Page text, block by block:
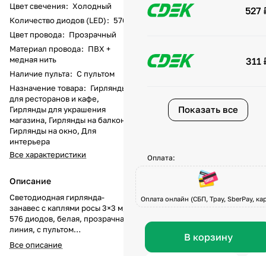
Цвет свечения: Холодный
Количество диодов (LED): 576
Цвет провода: Прозрачный
Материал провода: ПВХ +
медная нить
Наличие пульта: С пультом
Назначение товара: Гирлянды
для ресторанов и кафе,
Гирлянды для украшения
магазина, Гирлянды на балкон,
Гирлянды на окно, Для
интерьера
Все характеристики
Описание
Светодиодная гирлянда-
занавес с каплями росы 3×3 м,
576 диодов, белая, прозрачная
линия, с пультом
Гирлянда-занавес с эффектом
«капель росы» — элегантное
Все описание
527
311
Показать все
Оплата:
Оплата онлайн (СБП, Tpay, SberPay,
В корзину